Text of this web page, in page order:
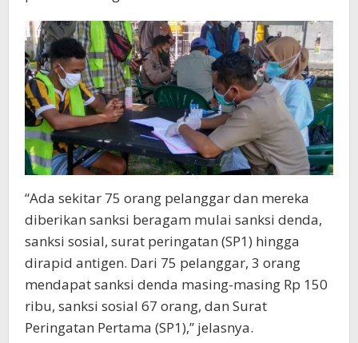
“Ada sekitar 75 orang pelanggar dan mereka
diberikan sanksi beragam mulai sanksi denda,
sanksi sosial, surat peringatan (SP1) hingga
dirapid antigen. Dari 75 pelanggar, 3 orang
mendapat sanksi denda masing-masing Rp 150
ribu, sanksi sosial 67 orang, dan Surat
Peringatan Pertama (SP1),” jelasnya.